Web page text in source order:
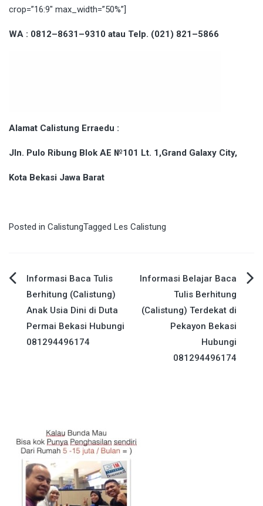
crop=”16:9″ max_width=”50%”]
WA : 0812–8631–9310 atau Telp. (021) 821–5866
Alamat Calistung Erraedu :
Jln. Pulo Ribung Blok AE №101 Lt. 1,Grand Galaxy City,
Kota Bekasi Jawa Barat
Posted in CalistungTagged Les Calistung
Post
navigation
Informasi Baca Tulis
Berhitung (Calistung)
Anak Usia Dini di Duta
Permai Bekasi Hubungi
081294496174
Informasi Belajar Baca
Tulis Berhitung
(Calistung) Terdekat di
Pekayon Bekasi
Hubungi
081294496174